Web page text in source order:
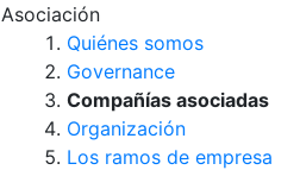
Asociación
Quiénes somos
Governance
Compañías asociadas
Organización
Los ramos de empresa